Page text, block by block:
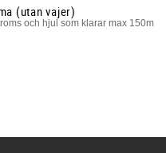
(utan vajer)
och hjul som klarar max 150m